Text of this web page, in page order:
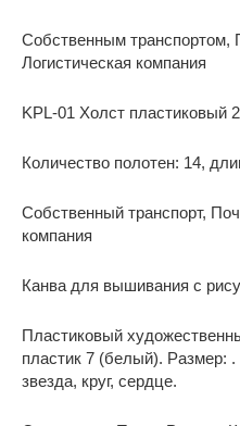
Собственным транспортом,
Логистическая компания
KPL-01 Холст пластиковый
Количество полотен: 14,
Собственный транспорт,
компания
Канва для вышивания с
Пластиковый
пластик 7 (белый). Размер:
звезда, круг, сердце.